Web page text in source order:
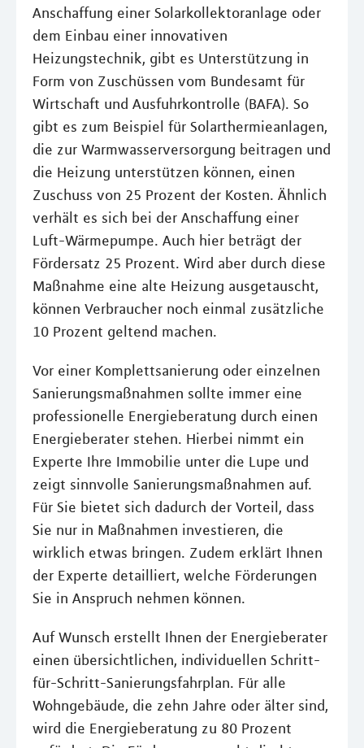
Anschaffung einer Solarkollektoranlage oder
dem Einbau einer innovativen
Heizungstechnik, gibt es Unterstützung in
Form von Zuschüssen vom Bundesamt für
Wirtschaft und Ausfuhrkontrolle (BAFA). So
gibt es zum Beispiel für Solarthermieanlagen,
die zur Warmwasserversorgung beitragen und
die Heizung unterstützen können, einen
Zuschuss von 25 Prozent der Kosten. Ähnlich
verhält es sich bei der Anschaffung einer
Luft-Wärmepumpe. Auch hier beträgt der
Fördersatz 25 Prozent. Wird aber durch diese
Maßnahme eine alte Heizung ausgetauscht,
können Verbraucher noch einmal zusätzliche
10 Prozent geltend machen.
Vor einer Komplettsanierung oder einzelnen
Sanierungsmaßnahmen sollte immer eine
professionelle Energieberatung durch einen
Energieberater stehen. Hierbei nimmt ein
Experte Ihre Immobilie unter die Lupe und
zeigt sinnvolle Sanierungsmaßnahmen auf.
Für Sie bietet sich dadurch der Vorteil, dass
Sie nur in Maßnahmen investieren, die
wirklich etwas bringen. Zudem erklärt Ihnen
der Experte detailliert, welche Förderungen
Sie in Anspruch nehmen können.
Auf Wunsch erstellt Ihnen der Energieberater
einen übersichtlichen, individuellen Schritt-
für-Schritt-Sanierungsfahrplan. Für alle
Wohngebäude, die zehn Jahre oder älter sind,
wird die Energieberatung zu 80 Prozent